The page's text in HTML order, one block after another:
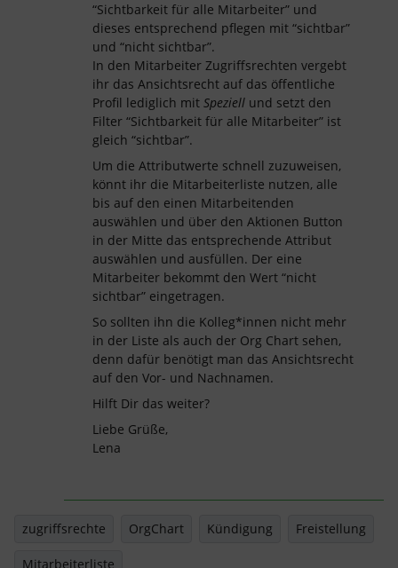
“Sichtbarkeit für alle Mitarbeiter” und
dieses entsprechend pflegen mit “sichtbar”
und “nicht sichtbar”.
In den Mitarbeiter Zugriffsrechten vergebt
ihr das Ansichtsrecht auf das öffentliche
Profil lediglich mit Speziell und setzt den
Filter “Sichtbarkeit für alle Mitarbeiter” ist
gleich “sichtbar”.
Um die Attributwerte schnell zuzuweisen,
könnt ihr die Mitarbeiterliste nutzen, alle
bis auf den einen Mitarbeitenden
auswählen und über den Aktionen Button
in der Mitte das entsprechende Attribut
auswählen und ausfüllen. Der eine
Mitarbeiter bekommt den Wert “nicht
sichtbar” eingetragen.
So sollten ihn die Kolleg*innen nicht mehr
in der Liste als auch der Org Chart sehen,
denn dafür benötigt man das Ansichtsrecht
auf den Vor- und Nachnamen.
Hilft Dir das weiter?
Liebe Grüße,
Lena
zugriffsrechte OrgChart Kündigung Freistellung
Mitarbeiterliste